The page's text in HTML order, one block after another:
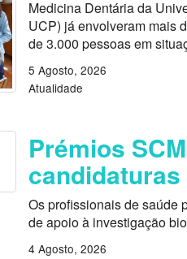
Medicina Dentária da
UCP) já envolveram mais
de 3.000 pessoas em
5 Agosto, 2026
Atualidade
Prémios
Os profissionais de saúde
de apoio à investigação
4 Agosto, 2026